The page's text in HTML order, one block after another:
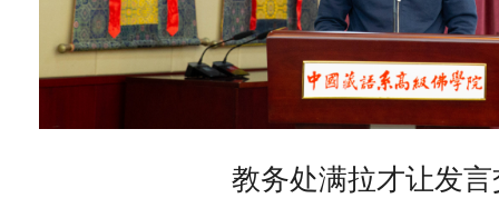
教务处满拉才让发